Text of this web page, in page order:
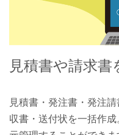
見積書や請求書
見積書・発注書・発注
収書・送付状を一括作